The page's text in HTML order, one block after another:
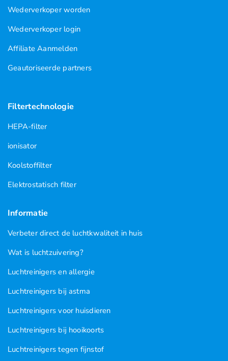
Wederverkoper worden
Wederverkoper login
Affiliate Aanmelden
Geautoriseerde partners
Filtertechnologie
HEPA-filter
ionisator
Koolstoffilter
Elektrostatisch filter
Informatie
Verbeter direct de luchtkwaliteit in huis
Wat is luchtzuivering?
Luchtreinigers en allergie
Luchtreinigers bij astma
Luchtreinigers voor huisdieren
Luchtreinigers bij hooikoorts
Luchtreinigers tegen fijnstof